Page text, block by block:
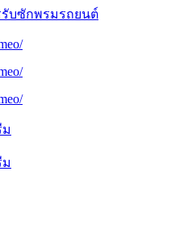
รับซักพรมรถยนต์